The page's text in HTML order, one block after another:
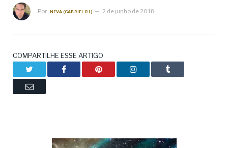
Por NEVA (GABRIEL RL) 2 de junho de 2018
COMPARTILHE ESSE ARTIGO
Facebook Pinterest LinkedIn Tumblr
Email